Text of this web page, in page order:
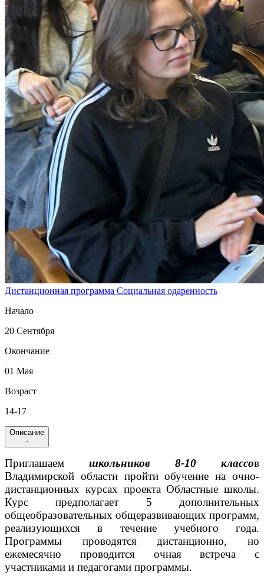
Дистанционная программа Социальная одаренность
Начало
20 Сентября
Окончание
01 Мая
Возраст
14-17
Описание
-
Приглашаемшкольников 8-10 классов
Владимирской области пройти обучение на очно-
дистанционных курсах проекта Областные школы.
Курс предполагает 5 дополнительных
общеобразовательных общеразвивающих программ,
реализующихся в течение учебного года.
Программы проводятся дистанционно, но
ежемесячно проводится очная встреча с
участниками и педагогами программы.